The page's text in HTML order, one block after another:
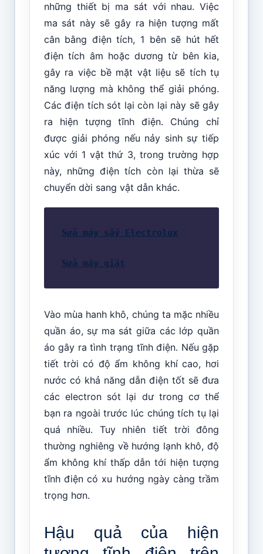
những thiết bị ma sát với nhau. Việc
ma sát này sẽ gây ra hiện tượng mất
cân bằng điện tích, 1 bên sẽ hút hết
điện tích âm hoặc dương từ bên kia,
gây ra việc bề mặt vật liệu sẽ tích tụ
năng lượng mà không thể giải phóng.
Các điện tích sót lại còn lại này sẽ gây
ra hiện tượng tĩnh điện. Chúng chỉ
được giải phóng nếu nảy sinh sự tiếp
xúc với 1 vật thứ 3, trong trường hợp
này, những điện tích còn lại thừa sẽ
chuyển dời sang vật dẫn khác.
Sửa máy sấy Electrolux
Sửa máy giặt
Vào mùa hanh khô, chúng ta mặc nhiều
quần áo, sự ma sát giữa các lớp quần
áo gây ra tình trạng tĩnh điện. Nếu gặp
tiết trời có độ ẩm không khí cao, hơi
nước có khả năng dẫn điện tốt sẽ đưa
các electron sót lại dư trong cơ thể
bạn ra ngoài trước lúc chúng tích tụ lại
quá nhiều. Tuy nhiên tiết trời đông
thường nghiêng về hướng lạnh khô, độ
ẩm không khí thấp dẫn tới hiện tượng
tĩnh điện có xu hướng ngày càng trầm
trọng hơn.
Hậu quả của hiện